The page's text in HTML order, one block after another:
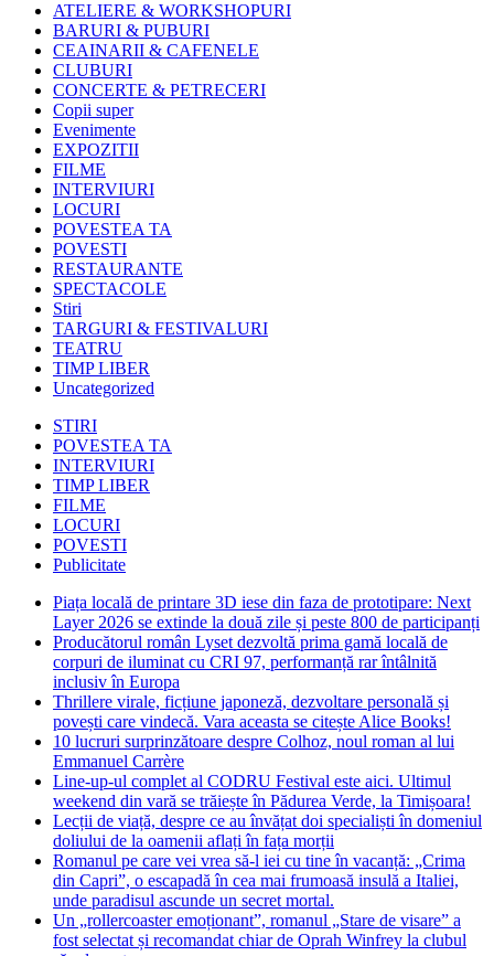
ATELIERE & WORKSHOPURI
BARURI & PUBURI
CEAINARII & CAFENELE
CLUBURI
CONCERTE & PETRECERI
Copii super
Evenimente
EXPOZITII
FILME
INTERVIURI
LOCURI
POVESTEA TA
POVESTI
RESTAURANTE
SPECTACOLE
Stiri
TARGURI & FESTIVALURI
TEATRU
TIMP LIBER
Uncategorized
STIRI
POVESTEA TA
INTERVIURI
TIMP LIBER
FILME
LOCURI
POVESTI
Publicitate
Piața locală de printare 3D iese din faza de prototipare: Next
Layer 2026 se extinde la două zile și peste 800 de participanți
Producătorul român Lyset dezvoltă prima gamă locală de
corpuri de iluminat cu CRI 97, performanță rar întâlnită
inclusiv în Europa
Thrillere virale, ficțiune japoneză, dezvoltare personală și
povești care vindecă. Vara aceasta se citește Alice Books!
10 lucruri surprinzătoare despre Colhoz, noul roman al lui
Emmanuel Carrère
Line-up-ul complet al CODRU Festival este aici. Ultimul
weekend din vară se trăiește în Pădurea Verde, la Timișoara!
Lecții de viață, despre ce au învățat doi specialiști în domeniul
doliului de la oamenii aflați în fața morții
Romanul pe care vei vrea să-l iei cu tine în vacanță: „Crima
din Capri”, o escapadă în cea mai frumoasă insulă a Italiei,
unde paradisul ascunde un secret mortal.
Un „rollercoaster emoționant”, romanul „Stare de visare” a
fost selectat și recomandat chiar de Oprah Winfrey la clubul